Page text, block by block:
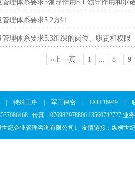
管理体系要求5领导作用5.1 领导作用和承
管理体系要求5.2方针
管理体系要求5.3组织的岗位、职责和权限
«上一页 1 ... 8 9
特殊工序 军工保密 IATF16949
传真：076982978806 13560742727
纪企业管理咨询有限公司1 友情链接： 纵横世